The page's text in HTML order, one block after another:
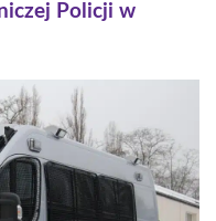
Policji w